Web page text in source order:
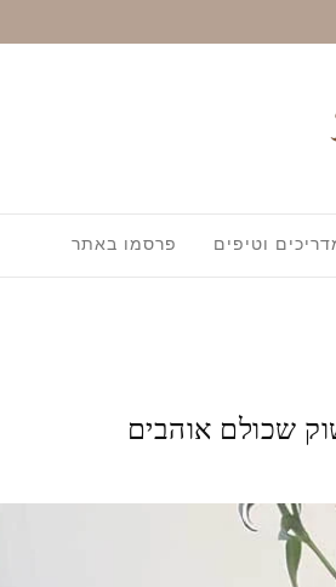
וטיפים פרסמו באתר
שכולם אוהבים